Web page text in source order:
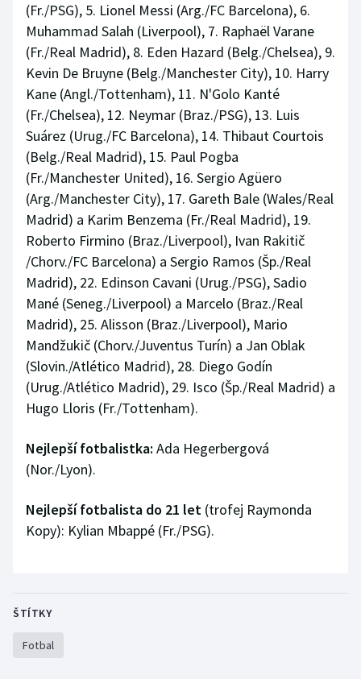
(Fr./PSG), 5. Lionel Messi (Arg./FC Barcelona), 6.
Muhammad Salah (Liverpool), 7. Raphaël Varane
(Fr./Real Madrid), 8. Eden Hazard (Belg./Chelsea), 9.
Kevin De Bruyne (Belg./Manchester City), 10. Harry
Kane (Angl./Tottenham), 11. N'Golo Kanté
(Fr./Chelsea), 12. Neymar (Braz./PSG), 13. Luis
Suárez (Urug./FC Barcelona), 14. Thibaut Courtois
(Belg./Real Madrid), 15. Paul Pogba
(Fr./Manchester United), 16. Sergio Agüero
(Arg./Manchester City), 17. Gareth Bale (Wales/Real
Madrid) a Karim Benzema (Fr./Real Madrid), 19.
Roberto Firmino (Braz./Liverpool), Ivan Rakitič
/Chorv./FC Barcelona) a Sergio Ramos (Šp./Real
Madrid), 22. Edinson Cavani (Urug./PSG), Sadio
Mané (Seneg./Liverpool) a Marcelo (Braz./Real
Madrid), 25. Alisson (Braz./Liverpool), Mario
Mandžukič (Chorv./Juventus Turín) a Jan Oblak
(Slovin./Atlético Madrid), 28. Diego Godín
(Urug./Atlético Madrid), 29. Isco (Šp./Real Madrid) a
Hugo Lloris (Fr./Tottenham).
Nejlepší fotbalistka: Ada Hegerbergová
(Nor./Lyon).
Nejlepší fotbalista do 21 let (trofej Raymonda
Kopy): Kylian Mbappé (Fr./PSG).
ŠTÍTKY
Fotbal